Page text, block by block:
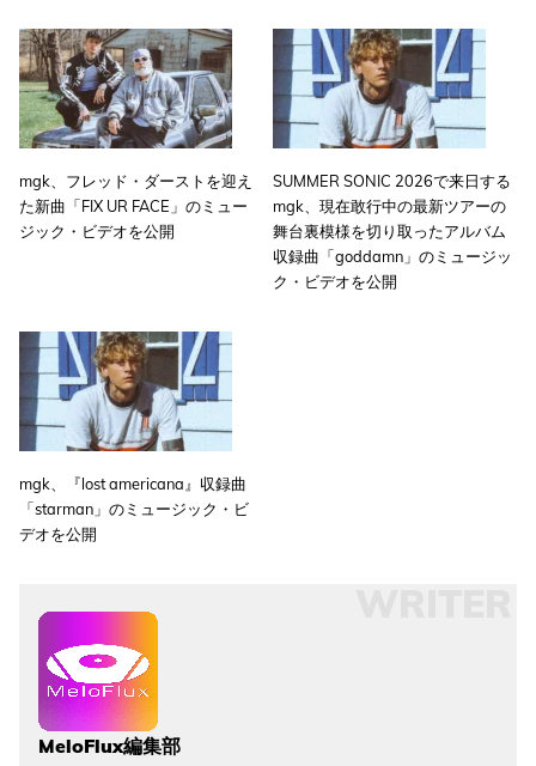
mgk、フレッド・ダーストを迎え
た新曲「FIX UR FACE」のミュー
ジック・ビデオを公開
SUMMER SONIC 2026で来日する
mgk、現在敢行中の最新ツアーの
舞台裏模様を切り取ったアルバム
収録曲「goddamn」のミュージッ
ク・ビデオを公開
mgk、『lost americana』収録曲
「starman」のミュージック・ビ
デオを公開
MeloFlux編集部